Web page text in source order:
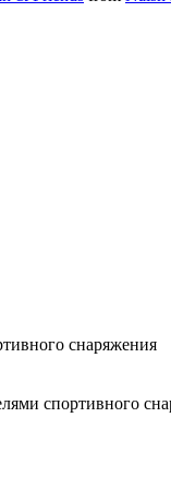
снаряжения
спортивного